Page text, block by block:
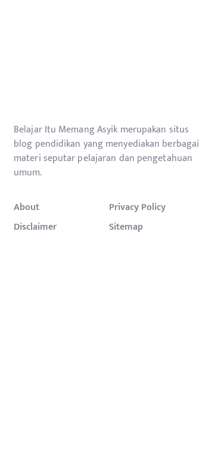
Belajar Itu Memang Asyik merupakan situs
blog pendidikan yang menyediakan berbagai
materi seputar pelajaran dan pengetahuan
umum.
About
Privacy Policy
Disclaimer
Sitemap